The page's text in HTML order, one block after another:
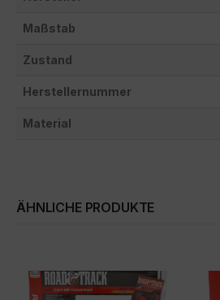
Maßstab
Zustand
Herstellernummer
Material
ÄHNLICHE PRODUKTE